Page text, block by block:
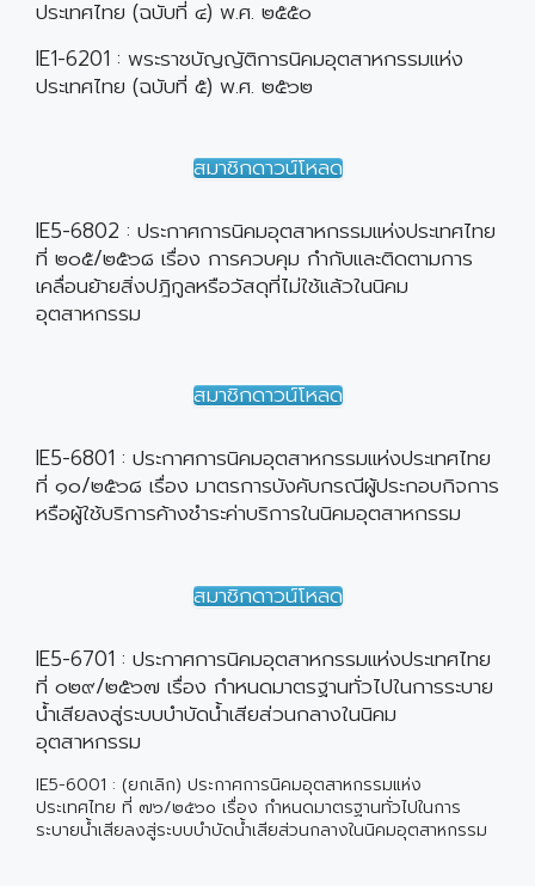
ประเทศไทย (ฉบับที่ ๔) พ.ศ. ๒๕๕๐
IE1-6201 : พระราชบัญญัติการนิคมอุตสาหกรรมแห่ง
ประเทศไทย (ฉบับที่ ๕) พ.ศ. ๒๕๖๒
สมาชิกดาวน์โหลด
IE5-6802 : ประกาศการนิคมอุตสาหกรรมแห่งประเทศไทย
ที่ ๒๐๕/๒๕๖๘ เรื่อง การควบคุม กำกับและติดตามการ
เคลื่อนย้ายสิ่งปฎิกูลหรือวัสดุที่ไม่ใช้แล้วในนิคม
อุตสาหกรรม
สมาชิกดาวน์โหลด
IE5-6801 : ประกาศการนิคมอุตสาหกรรมแห่งประเทศไทย
ที่ ๑๐/๒๕๖๘ เรื่อง มาตรการบังคับกรณีผู้ประกอบกิจการ
หรือผู้ใช้บริการค้างชำระค่าบริการในนิคมอุตสาหกรรม
สมาชิกดาวน์โหลด
IE5-6701 : ประกาศการนิคมอุตสาหกรรมแห่งประเทศไทย
ที่ ๐๒๙/๒๕๖๗ เรื่อง กำหนดมาตรฐานทั่วไปในการระบาย
น้ำเสียลงสู่ระบบบำบัดน้ำเสียส่วนกลางในนิคม
อุตสาหกรรม
IE5-6001 : (ยกเลิก) ประกาศการนิคมอุตสาหกรรมแห่ง
ประเทศไทย ที่ ๗๖/๒๕๖๐ เรื่อง กำหนดมาตรฐานทั่วไปในการ
ระบายน้ำเสียลงสู่ระบบบำบัดน้ำเสียส่วนกลางในนิคมอุตสาหกรรม